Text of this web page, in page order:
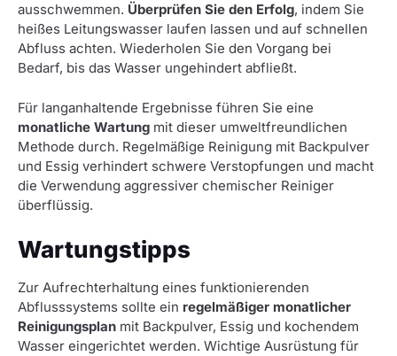
ausschwemmen. Überprüfen Sie den Erfolg, indem Sie
heißes Leitungswasser laufen lassen und auf schnellen
Abfluss achten. Wiederholen Sie den Vorgang bei
Bedarf, bis das Wasser ungehindert abfließt.
Für langanhaltende Ergebnisse führen Sie eine
monatliche Wartung mit dieser umweltfreundlichen
Methode durch. Regelmäßige Reinigung mit Backpulver
und Essig verhindert schwere Verstopfungen und macht
die Verwendung aggressiver chemischer Reiniger
überflüssig.
Wartungstipps
Zur Aufrechterhaltung eines funktionierenden
Abflusssystems sollte ein regelmäßiger monatlicher
Reinigungsplan mit Backpulver, Essig und kochendem
Wasser eingerichtet werden. Wichtige Ausrüstung für